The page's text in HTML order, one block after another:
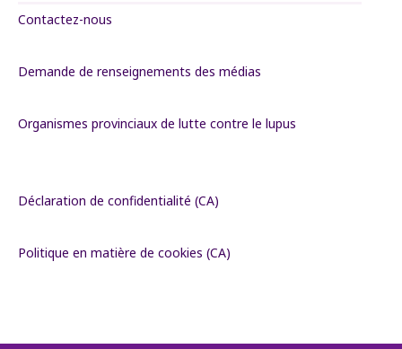
Contactez-nous
Demande de renseignements des médias
Organismes provinciaux de lutte contre le lupus
Déclaration de confidentialité (CA)
Politique en matière de cookies (CA)